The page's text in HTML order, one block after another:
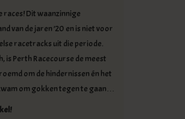
races! Dit waanzinnige
van de jaren ’20 en is niet voor
racetracks uit die periode.
Perth Racecourse de meest
om de hindernissen én het
om gokken tegen te gaan…